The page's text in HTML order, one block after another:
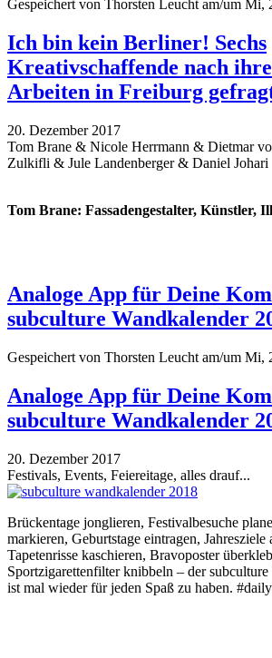
Gespeichert von Thorsten Leucht am/um Mi,
Ich bin kein Berliner! Sechs
Kreativschaffende nach
Arbeiten in Freiburg
20. Dezember 2017
Tom Brane & Nicole Herrmann & Dietmar
Zulkifli & Jule Landenberger & Daniel Johari
Tom Brane: Fassadengestalter, Künstler,
Analoge App für Deine
subculture Wandkalender
Gespeichert von Thorsten Leucht am/um Mi,
Analoge App für Deine
subculture Wandkalender
20. Dezember 2017
Festivals, Events, Feiereitage, alles drauf...
Brückentage jonglieren, Festivalbesuche
markieren, Geburtstage eintragen, Jahresziele
Tapetenrisse kaschieren, Bravoposter
Sportzigarettenfilter knibbeln – der
ist mal wieder für jeden Spaß zu haben.